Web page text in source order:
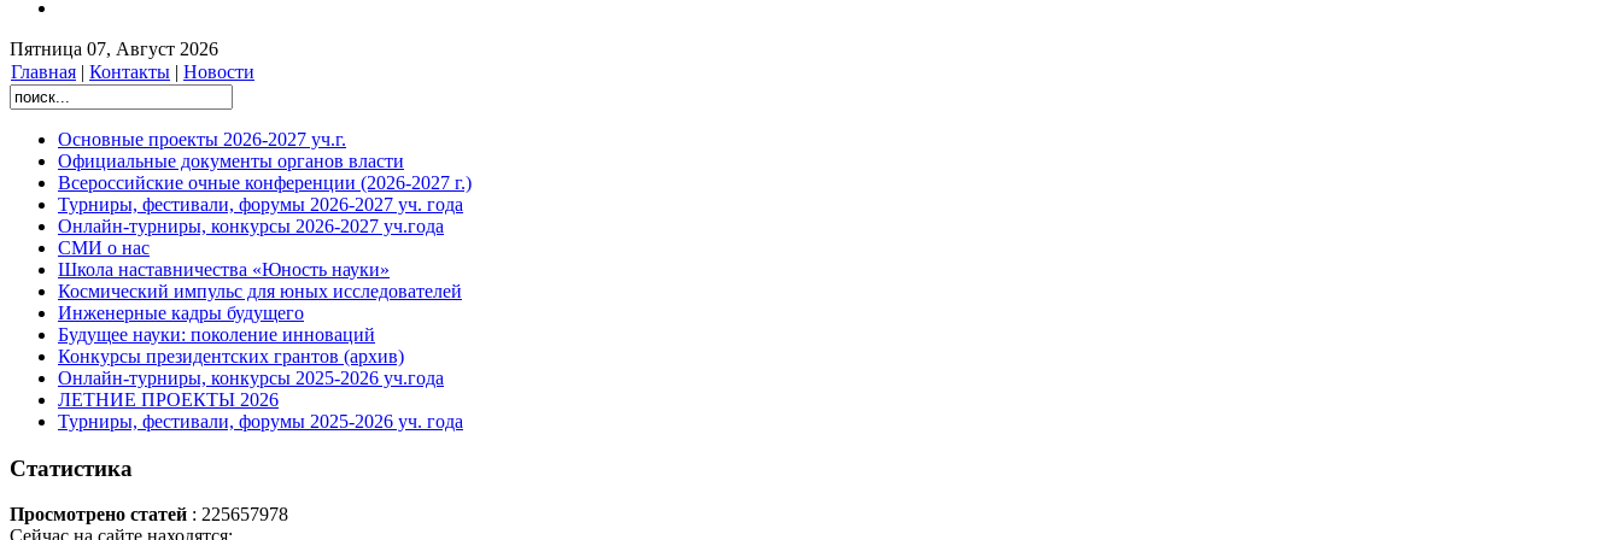
Пятница 07, Август 2026
Главная | Контакты | Новости
Основные проекты 2026-2027 уч.г.
Официальные документы органов власти
Всероссийские очные конференции (2026-2027 г.)
Турниры, фестивали, форумы 2026-2027 уч. года
Онлайн-турниры, конкурсы 2026-2027 уч.года
СМИ о нас
Школа наставничества «Юность науки»
Космический импульс для юных исследователей
Инженерные кадры будущего
Будущее науки: поколение инноваций
Конкурсы президентских грантов (архив)
Онлайн-турниры, конкурсы 2025-2026 уч.года
ЛЕТНИЕ ПРОЕКТЫ 2026
Турниры, фестивали, форумы 2025-2026 уч. года
Статистика
Просмотрено статей : 225657978